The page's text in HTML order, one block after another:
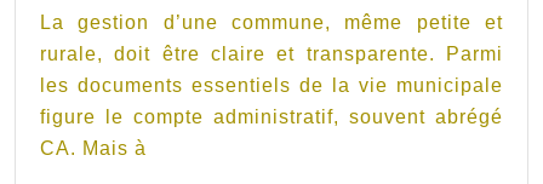
(CA)
d’une
petite
La gestion d’une commune, même petite et
rurale, doit être claire et transparente. Parmi
les documents essentiels de la vie municipale
figure le compte administratif, souvent abrégé
CA. Mais à